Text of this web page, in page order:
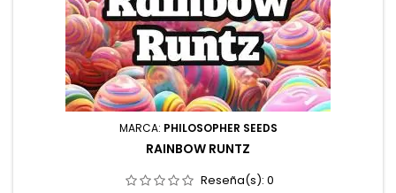
MARCA: PHILOSOPHER SEEDS
RAINBOW RUNTZ
Reseña(s): 0